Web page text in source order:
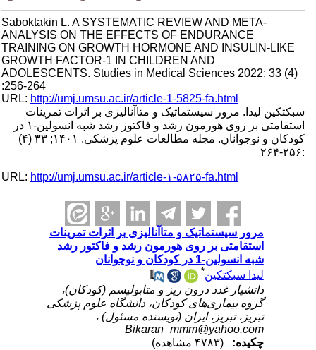
Saboktakin L. A SYSTEMATIC REVIEW AND META-
ANALYSIS ON THE EFFECTS OF ENDURANCE
TRAINING ON GROWTH HORMONE AND INSULIN-LIKE
GROWTH FACTOR-1 IN CHILDREN AND
ADOLESCENTS. Studies in Medical Sciences 2022; 33 (4)
:256-264
URL:http://umj.umsu.ac.ir/article-1-5825-fa.html
سبکتکین لیدا. مرور سیستماتیک و متاآنالیزی بر اثرات تمرینات
استقامتی بر روی هورمون رشد و فاکتور رشد شبه انسولین-۱ در
کودکان و نوجوانان. مجله مطالعات علوم پزشکی. ۱۴۰۱; ۳۳ (۴)
URL:http://umj.umsu.ac.ir/article-۱-۵۸۲۵-fa.html
مرور سیستماتیک و متاآنالیزی بر اثرات تمرینات
استقامتی بر روی هورمون رشد و فاکتور رشد
شبه انسولین-1 در کودکان و نوجوانان
لیدا سبکتکین
دانشیار غدد درون ریز و متابولیسم (کودکان)،
گروه بیماری‌های کودکان، دانشگاه علوم پزشکی
تبریز، تبریز، ایران (نویسنده مسئول) ،
Bikaran_mmm@yahoo.com
چکیده: